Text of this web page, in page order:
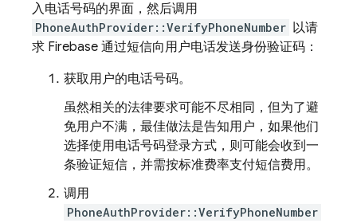
入电话号码的界面，然后调用
PhoneAuthProvider::VerifyPhoneNumber 以请
求 Firebase 通过短信向用户电话发送身份验证码：
获取用户的电话号码。
虽然相关的法律要求可能不尽相同，但为了避
免用户不满，最佳做法是告知用户，如果他们
选择使用电话号码登录方式，则可能会收到一
条验证短信，并需按标准费率支付短信费用。
调用
PhoneAuthProvider::VerifyPhoneNumber